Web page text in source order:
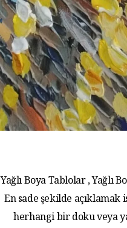
Yağlı Boya Tablolar , Yağlı
En sade şekilde açıklamak
herhangi bir doku veya